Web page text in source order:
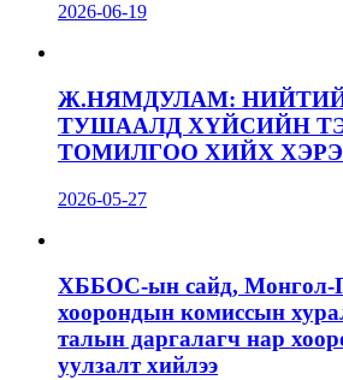
2026-06-19
Ж.НЯМДУЛАМ:
ТУШААЛД ХҮЙСИЙН
ТОМИЛГОО ХИЙХ
2026-05-27
ХББОС-ын сайд, Монгол-
хоорондын комиссын
талын даргалагч нар
уулзалт хийлээ